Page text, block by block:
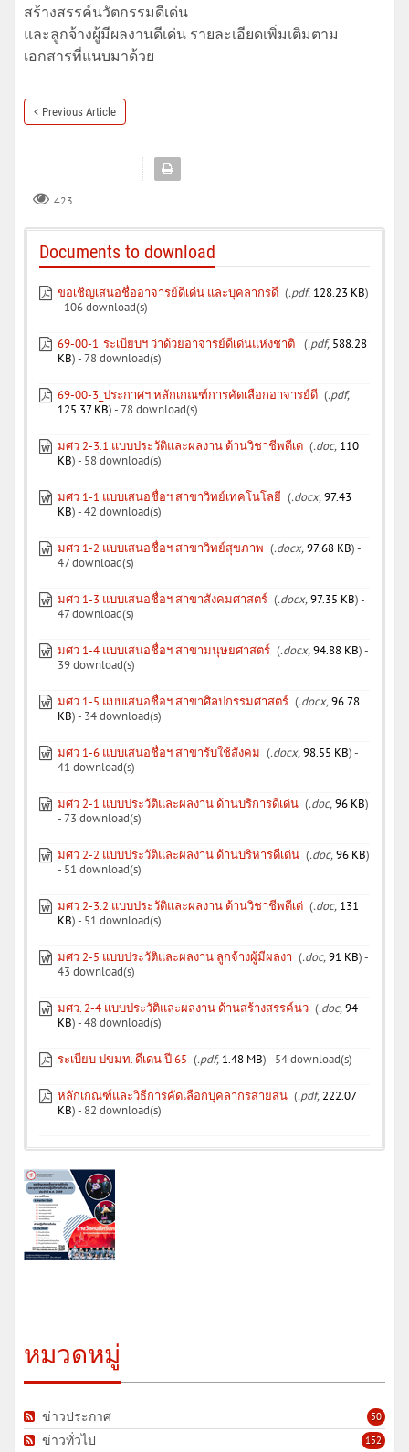
สร้างสรรค์นวัตกรรมดีเด่น
และลูกจ้างผู้มีผลงานดีเด่น รายละเอียดเพิ่มเติมตาม
เอกสารที่แนบมาด้วย
Previous Article
423
Documents to download
ขอเชิญเสนอชื่ออาจารย์ดีเด่น และบุคลากรดี (.pdf, 128.23 KB)
- 106 download(s)
69-00-1_ระเบียบฯ ว่าด้วยอาจารย์ดีเด่นแห่งชาติ (.pdf, 588.28
KB) - 78 download(s)
69-00-3_ประกาศฯ หลักเกณฑ์การคัดเลือกอาจารย์ดี (.pdf,
125.37 KB) - 78 download(s)
มศว 2-3.1 แบบประวัติและผลงาน ด้านวิชาชีพดีเด (.doc, 110
KB) - 58 download(s)
มศว 1-1 แบบเสนอชื่อฯ สาขาวิทย์เทคโนโลยี (.docx,97.43
KB) - 42 download(s)
มศว 1-2 แบบเสนอชื่อฯ สาขาวิทย์สุขภาพ (.docx,97.68 KB) -
47 download(s)
มศว 1-3 แบบเสนอชื่อฯ สาขาสังคมศาสตร์ (.docx,97.35 KB) -
47 download(s)
มศว 1-4 แบบเสนอชื่อฯ สาขามนุษยศาสตร์ (.docx,94.88 KB) -
39 download(s)
มศว 1-5 แบบเสนอชื่อฯ สาขาศิลปกรรมศาสตร์ (.docx,96.78
KB) - 34 download(s)
มศว 1-6 แบบเสนอชื่อฯ สาขารับใช้สังคม (.docx,98.55 KB) -
41 download(s)
มศว 2-1 แบบประวัติและผลงาน ด้านบริการดีเด่น (.doc,96 KB)
- 73 download(s)
มศว 2-2 แบบประวัติและผลงาน ด้านบริหารดีเด่น (.doc,96 KB)
- 51 download(s)
มศว 2-3.2 แบบประวัติและผลงาน ด้านวิชาชีพดีเด่ (.doc, 131
KB) - 51 download(s)
มศว 2-5 แบบประวัติและผลงาน ลูกจ้างผู้มีผลงา (.doc,91 KB) -
43 download(s)
มศว. 2-4 แบบประวัติและผลงาน ด้านสร้างสรรค์นว (.doc,94
KB) - 48 download(s)
ระเบียบ ปขมท. ดีเด่น ปี 65 (.pdf, 1.48 MB) - 54 download(s)
หลักเกณฑ์และวิธีการคัดเลือกบุคลากรสายสน (.pdf,222.07
KB) - 82 download(s)
หมวดหมู่
50
ข่าวประกาศ
152
ข่าวทั่วไป